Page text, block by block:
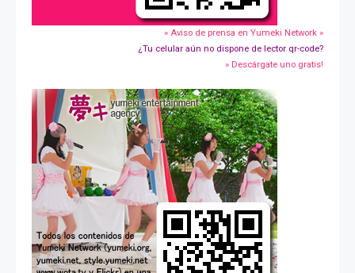
» Aviso de prensa en Yumeki Network »
¿Tu celular aún no dispone de lector qr-code?
» Descárgate uno gratis!